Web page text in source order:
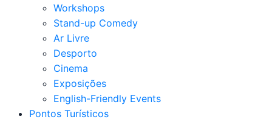
Workshops
Stand-up Comedy
Ar Livre
Desporto
Cinema
Exposições
English-Friendly Events
Pontos Turísticos